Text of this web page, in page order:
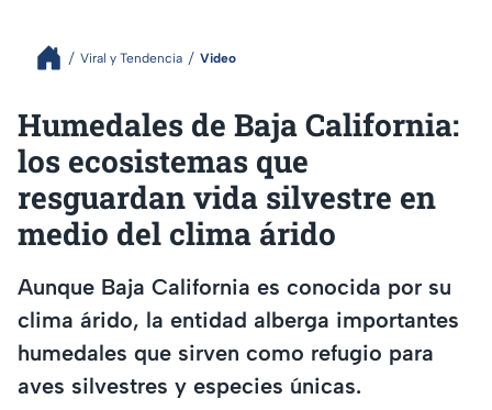
Viral y Tendencia Video
Humedales de Baja California:
los ecosistemas que
resguardan vida silvestre en
medio del clima árido
Aunque Baja California es conocida por su
clima árido, la entidad alberga importantes
humedales que sirven como refugio para
aves silvestres y especies únicas.